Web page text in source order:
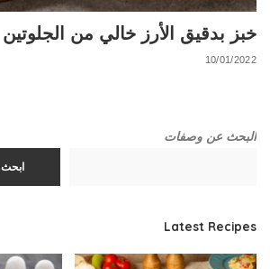
خبز بدقيق الأرز خالي من الجلوتين
10/01/2022
البحث عن وصفات
ابحث
Latest Recipes